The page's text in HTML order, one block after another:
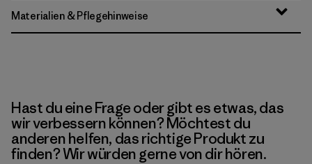
Materialien & Pflegehinweise
Hast du eine Frage oder gibt es etwas, das
wir verbessern können? Möchtest du
anderen helfen, das richtige Produkt zu
finden? Wir würden gerne von dir hören.